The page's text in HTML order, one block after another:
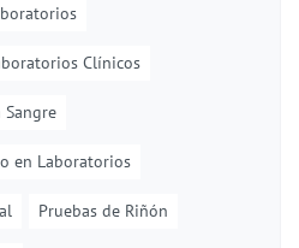
Clínicos
en Laboratorios
Pruebas de Riñón